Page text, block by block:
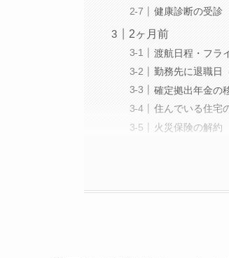
健康診断の受診
2ヶ月前
渡航日程・フラ
勤務先に退職日
確定拠出年金の
住んでいる住宅
火災保険の解約